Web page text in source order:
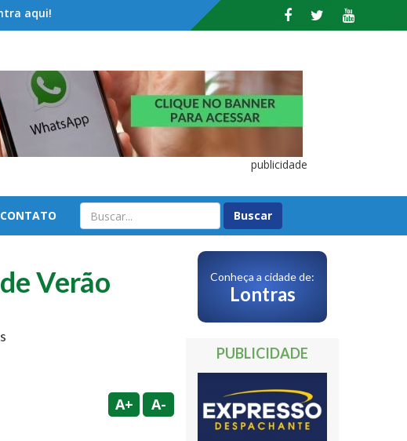
aqui!
publicidade
CONTATO
Verão
A+ A-
Conheça a cidade de:
Lontras
PUBLICIDADE